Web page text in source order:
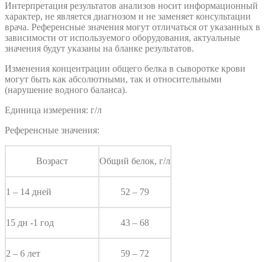
Интерпретация результатов анализов носит информационный
характер, не является диагнозом и не заменяет консультации
врача. Референсные значения могут отличаться от указанных в
зависимости от используемого оборудования, актуальные
значения будут указаны на бланке результатов.
Изменения концентрации общего белка в сыворотке крови
могут быть как абсолютными, так и относительными
(нарушение водного баланса).
Единица измерения: г/л
Референсные значения:
Возраст Общий белок, г/л
1 – 14 дней 52 – 79
15 дн -1 год 43 – 68
2 – 6 лет 59 – 72